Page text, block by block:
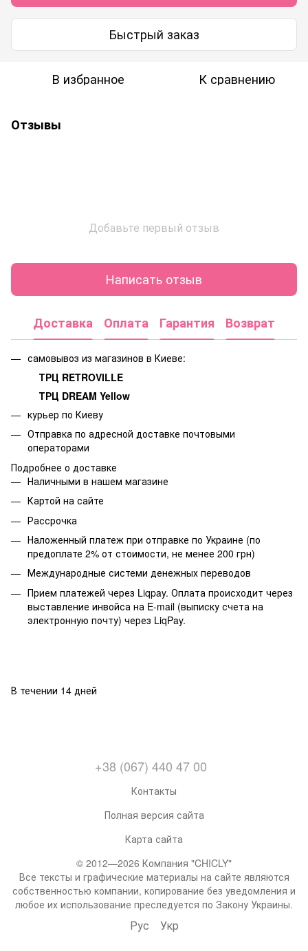
Быстрый заказ
В избранное К сравнению
Отзывы
Добавьте первый отзыв
Написать отзыв
Доставка Оплата Гарантия Возврат
самовывоз из магазинов в Киеве:
ТРЦ RETROVILLE
ТРЦ DREAM Yellow
курьер по Киеву
Отправка по адресной доставке почтовыми
операторами
Подробнее о доставке
Наличными в нашем магазине
Картой на сайте
Рассрочка
Наложенный платеж при отправке по Украине (по
предоплате 2% от стоимости, не менее 200 грн)
Международные системи денежных переводов
Прием платежей через Liqpay. Оплата происходит через
выставление инвойса на E-mail (выписку счета на
электронную почту) через LiqPay.
В течении 14 дней
+38 (067) 440 47 00
Контакты
Полная версия сайта
Карта сайта
© 2012—2026 Компания "CHICLY"
Все тексты и графические материалы на сайте являются
собственностью компании, копирование без уведомления и
любое их использование преследуется по Закону Украины.
Рус Укр